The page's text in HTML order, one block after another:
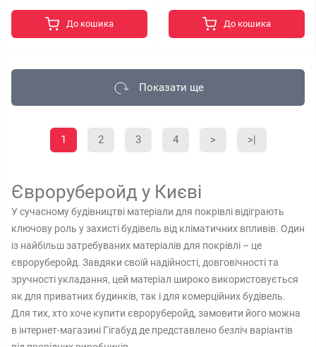
До кошика До кошика
Показати ще
1 2 3 4 > >|
Євроруберойд у Києві
У сучасному будівництві матеріали для покрівлі відіграють
ключову роль у захисті будівель від кліматичних впливів. Один
із найбільш затребуваних матеріалів для покрівлі – це
євроруберойд. Завдяки своїй надійності, довговічності та
зручності укладання, цей матеріал широко використовується
як для приватних будинків, так і для комерційних будівель.
Для тих, хто хоче купити євроруберойд, замовити його можна
в інтернет-магазині Гігабуд де представлено безліч варіантів